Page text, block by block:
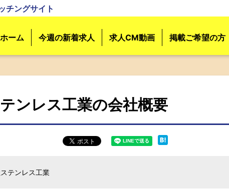
ホーム 今週の新着求人 求人CM動画 掲載ご希望の方
チングサイト
ンレス工業の会社概要
テンレス工業